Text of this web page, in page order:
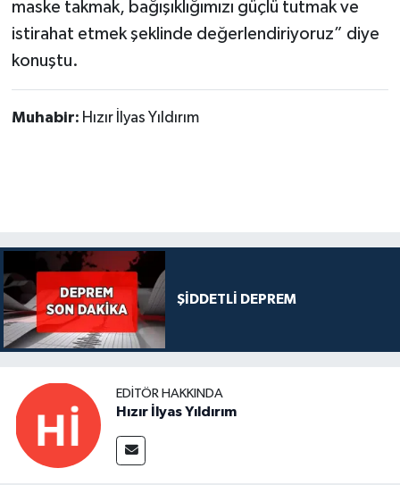
maske takmak, bağışıklığımızı güçlü tutmak ve
istirahat etmek şeklinde değerlendiriyoruz” diye
konuştu.
Muhabir: Hızır İlyas Yıldırım
ŞİDDETLİ DEPREM
EDITÖR HAKKINDA
Hızır İlyas Yıldırım